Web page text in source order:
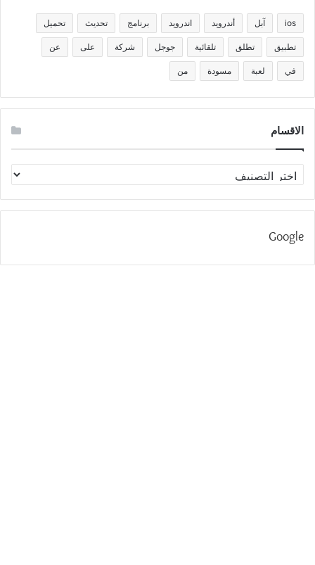
ios آبل أندرويد اندرويد برنامج تحديث تحميل
تطبيق تطلق تلقائية جوجل شركة على عن
في لعبة مسودة من
الاقسام
الاقسام
Google